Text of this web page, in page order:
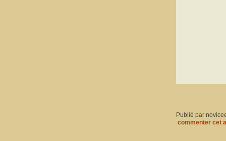
Publié par
commenter cet